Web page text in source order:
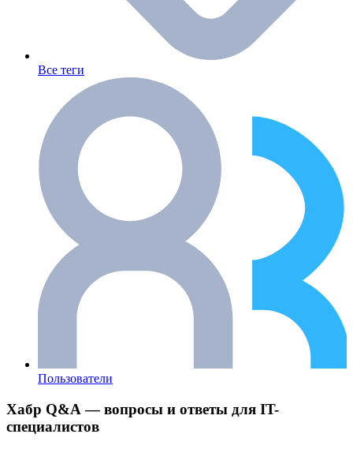
Все теги
Пользователи
Хабр Q&A — вопросы и ответы для IT-
специалистов